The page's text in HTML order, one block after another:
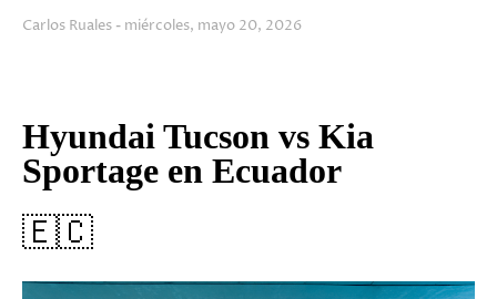
Carlos Ruales miércoles, mayo 20, 2026
Hyundai Tucson vs Kia
Sportage en Ecuador
🇪🇨